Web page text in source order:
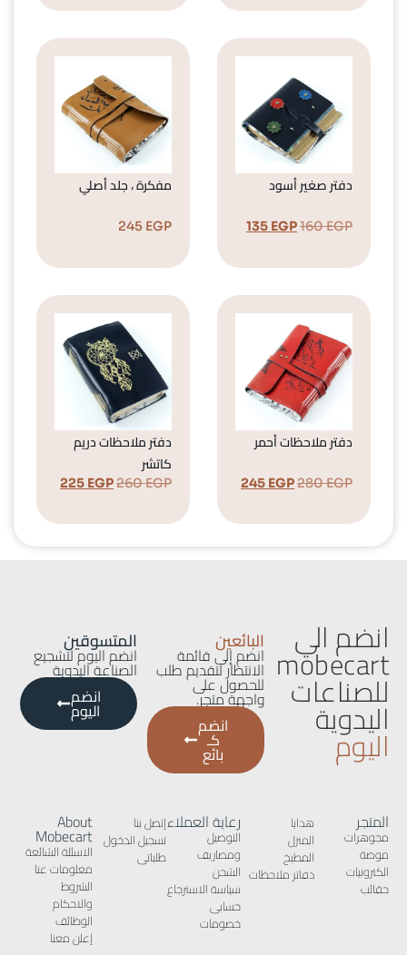
دفتر صغير أسود
160EGP
135 EGP
مفكرة ، جلد أصلي
245 EGP
دفتر ملاحظات أحمر
280EGP
245 EGP
دفتر ملاحظات دريم
كاتشر
260EGP
225 EGP
انضم الي
mobecart
للصناعات
اليدوية
اليوم
البائعين
انضم إلى قائمة
الانتظار لتقديم طلب
للحصول على
واجهة متجر.
انضم
كـ
بائع
المتسوقين
انضم اليوم لتشجيع
الصناعة اليدوية
انضم
اليوم
المتجر
مجوهرات
موضة
الكترونيات
حقائب
هدايا
المنزل
المطبخ
دفاتر ملاحظات
رعاية العملاء
التوصيل
ومصاريف
الشحن
سياسة الاسترجاع
حسابى
خصومات
إتصل بنا
تسجيل الدخول
طلباتى
About
Mobecart
الاسئلة الشائعة
معلومات عنا
الشروط
والاحكام
الوظائف
إعلن معنا